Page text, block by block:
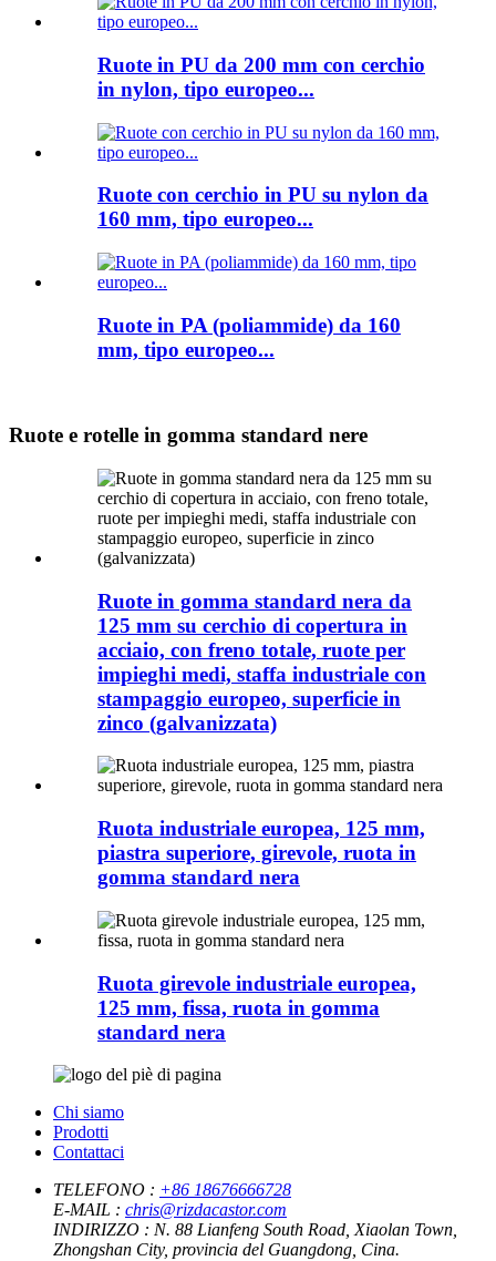
Ruote in PU da 200 mm con cerchio
in nylon, tipo europeo...
Ruote con cerchio in PU su nylon da
160 mm, tipo europeo...
Ruote in PA (poliammide) da 160
mm, tipo europeo...
Ruote e rotelle in gomma standard nere
Ruote in gomma standard nera da
125 mm su cerchio di copertura in
acciaio, con freno totale, ruote per
impieghi medi, staffa industriale con
stampaggio europeo, superficie in
zinco (galvanizzata)
Ruota industriale europea, 125 mm,
piastra superiore, girevole, ruota in
gomma standard nera
Ruota girevole industriale europea,
125 mm, fissa, ruota in gomma
standard nera
Chi siamo
Prodotti
Contattaci
TELEFONO : +86 18676666728
E-MAIL : chris@rizdacastor.com
INDIRIZZO : N. 88 Lianfeng South Road, Xiaolan Town,
Zhongshan City, provincia del Guangdong, Cina.